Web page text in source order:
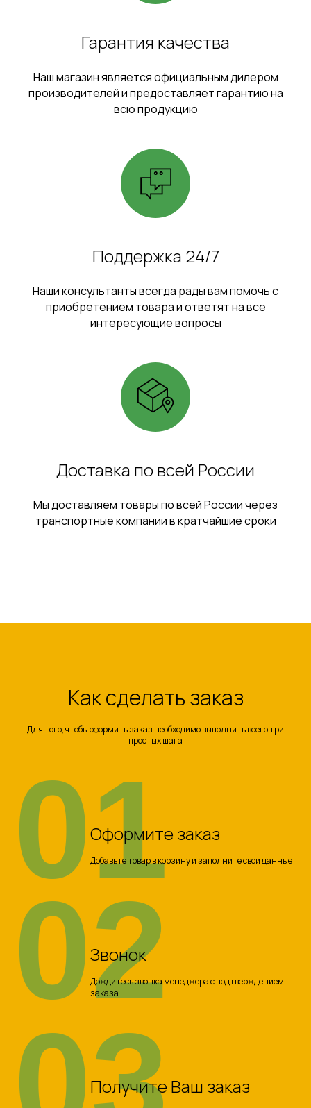
Гарантия качества
Наш магазин является официальным дилером
производителей и предоставляет гарантию на
всю продукцию
Поддержка 24/7
Наши консультанты всегда рады вам помочь с
приобретением товара и ответят на все
интересующие вопросы
Доставка по всей России
Мы доставляем товары по всей России через
транспортные компании в кратчайшие сроки
Как сделать заказ
Для того, чтобы оформить заказ необходимо выполнить всего три
простых шага
Оформите заказ
Добавьте товар в корзину и заполните свои данные
01
Звонок
Дождитесь звонка менеджера с подтверждением
заказа
02
Получите Ваш заказ